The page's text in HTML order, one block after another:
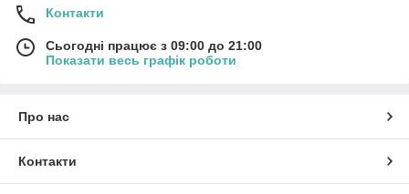
Контакти
Сьогодні працює з 09:00 до 21:00
Показати весь графік роботи
Про нас
Контакти